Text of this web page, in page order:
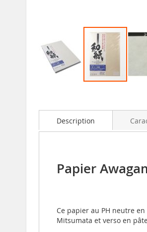
beginningDescription
Papier
Ce papier au PH neutre
Mitsumata et verso en